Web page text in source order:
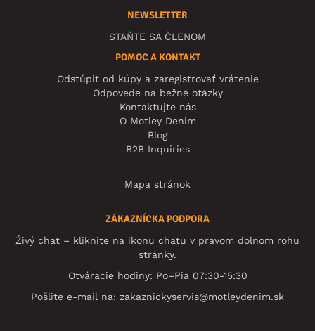
NEWSLETTER
STAŇTE SA ČLENOM
POMOC A KONTAKT
Odstúpiť od kúpy a zaregistrovať vrátenie
Odpovede na bežné otázky
Kontaktujte nás
O Motley Denim
Blog
B2B Inquiries
Mapa stránok
ZÁKAZNÍCKA PODPORA
Živý chat – kliknite na ikonu chatu v pravom dolnom rohu
stránky.
Otváracie hodiny: Po–Pia 07:30-15:30
Pošlite e-mail na: zakaznickyservis@motleydenim.sk